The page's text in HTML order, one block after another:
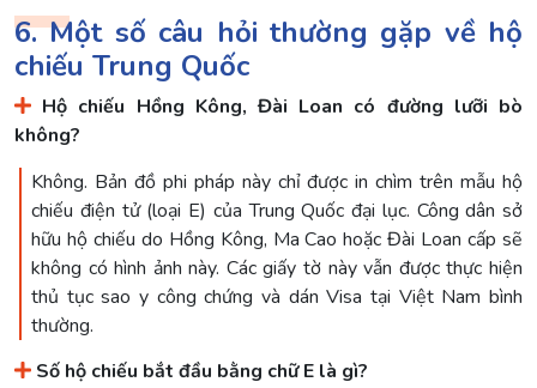
6. Một số câu hỏi thường gặp về hộ
chiếu Trung Quốc
Hộ chiếu Hồng Kông, Đài Loan có đường lưỡi bò
không?
Không. Bản đồ phi pháp này chỉ được in chìm trên mẫu hộ
chiếu điện tử (loại E) của Trung Quốc đại lục. Công dân sở
hữu hộ chiếu do Hồng Kông, Ma Cao hoặc Đài Loan cấp sẽ
không có hình ảnh này. Các giấy tờ này vẫn được thực hiện
thủ tục sao y công chứng và dán Visa tại Việt Nam bình
thường.
Số hộ chiếu bắt đầu bằng chữ E là gì?